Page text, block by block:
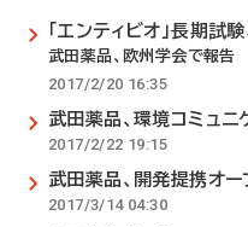
「エンティビオ」長期試
武田薬品、欧州学会で報告
2017/2/20 16:35
武田薬品、環境コミュ
2017/2/22 19:15
武田薬品、開発提携オ
2017/3/14 04:30